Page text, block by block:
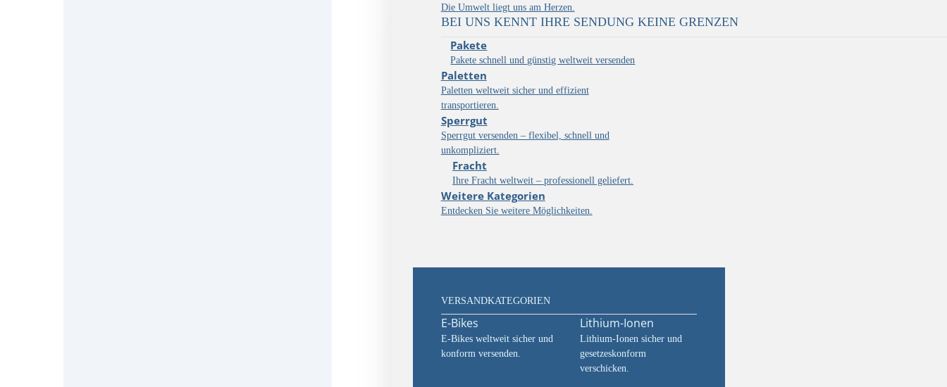
Die Umwelt liegt uns am Herzen.
BEI UNS KENNT IHRE SENDUNG KEINE GRENZEN
Pakete
Pakete schnell und günstig weltweit versenden
Paletten
Paletten weltweit sicher und effizient
transportieren.
Sperrgut
Sperrgut versenden – flexibel, schnell und
unkompliziert.
Fracht
Ihre Fracht weltweit – professionell geliefert.
Weitere Kategorien
Entdecken Sie weitere Möglichkeiten.
VERSANDKATEGORIEN
E-Bikes
E-Bikes weltweit sicher und
konform versenden.
Lithium-Ionen
Lithium-Ionen sicher und
gesetzeskonform
verschicken.